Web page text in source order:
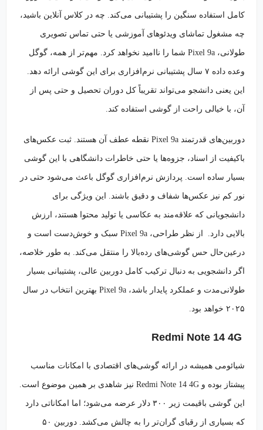
کامل استفاده سنگین را پشتیبانی می‌کند. چه در کلاس آنلاین باشید،
چه مشغول تماشای ویدئوهای آموزشی یا حتی تماس تصویری
طولانی، Pixel 9a شما را ناامید نخواهد کرد. مهم‌تر از همه، گوگل
وعده داده ۷ سال پشتیبانی نرم‌افزاری برای این گوشی ارائه دهد.
این یعنی دانشجو می‌تواند تقریباً کل دوران تحصیل و حتی پس از
آن، با خیالی راحت از گوشی استفاده کند.
دوربین‌های قدرتمند Pixel 9a نقطه عطف آن هستند. ثبت عکس‌های
باکیفیت از اسناد، جزوه‌ها یا حتی خاطرات دانشگاهی با این گوشی
بسیار ساده است. پردازش نرم‌افزاری گوگل باعث می‌شود حتی در
نور کم نیز عکس‌ها شفاف و دقیق باشند. این ویژگی برای
دانشجویانی که علاقه‌مند به عکاسی یا تولید محتوا هستند، ارزش
بالایی دارد. از نظر طراحی، Pixel 9a سبک و خوش‌دست است و
درعین‌حال حس گوشی‌های رده‌بالا را منتقل می‌کند. به طور خلاصه،
اگر دانشجویی به دنبال ترکیب کامل دوربین عالی، پشتیبانی بسیار
طولانی‌مدت و عملکرد پایدار باشد، Pixel 9a بهترین انتخاب در سال
۲۰۲۵ خواهد بود.
شیائومی همیشه در ارائه گوشی‌های اقتصادی با امکانات مناسب
پیشتاز بوده و Redmi Note 14 4G نیز شاهدی بر همین موضوع است.
این گوشی باقیمت زیر ۳۰۰ دلار عرضه می‌شود؛ اما امکاناتی دارد
که بسیاری از رقبای گران‌تر را به چالش می‌کشد. دوربین ۵۰